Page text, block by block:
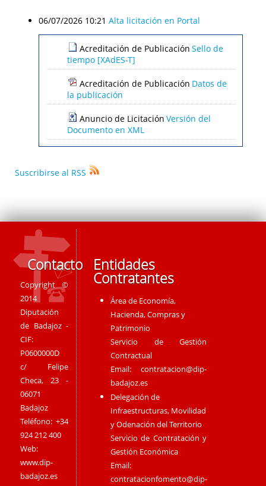
06/07/2026 10:21 Alta licitación en Portal
Acreditación de Publicación Sello de
tiempo [XAdES-T]
Acreditación de Publicación Datos de
la publicación
Anuncio de Licitación Versión del
Documento en XML
Suscribirse al RSS
Contacto
Copyright ©
2014
Diputación
de Badajoz -
CIF:
P0600000D
c/ Felipe
Checa, 23 -
06071
Badajoz
Teléfono: +34
924 212 400
Web:
www.dip-
badajoz.es
Entidades
Contratantes
Área de Economía,
Hacienda, Compras y
Patrimonio
Servicio de Gestión
Contractual
Email:contratacion@dip-
badajoz.es
Delegación de
Infraestructuras, Movilidad
y Odenación del Territorio
Servicio de Contratación y
Gestión Económica
Email:
contratacionfomento@dip-